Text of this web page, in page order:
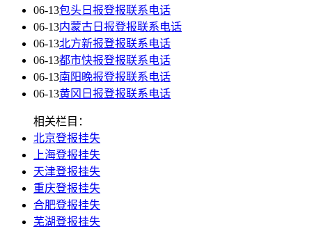
06-13包头日报登报联系电话
06-13内蒙古日报登报联系电话
06-13北方新报登报联系电话
06-13都市快报登报联系电话
06-13南阳晚报登报联系电话
06-13黄冈日报登报联系电话
相关栏目：
北京登报挂失
上海登报挂失
天津登报挂失
重庆登报挂失
合肥登报挂失
芜湖登报挂失